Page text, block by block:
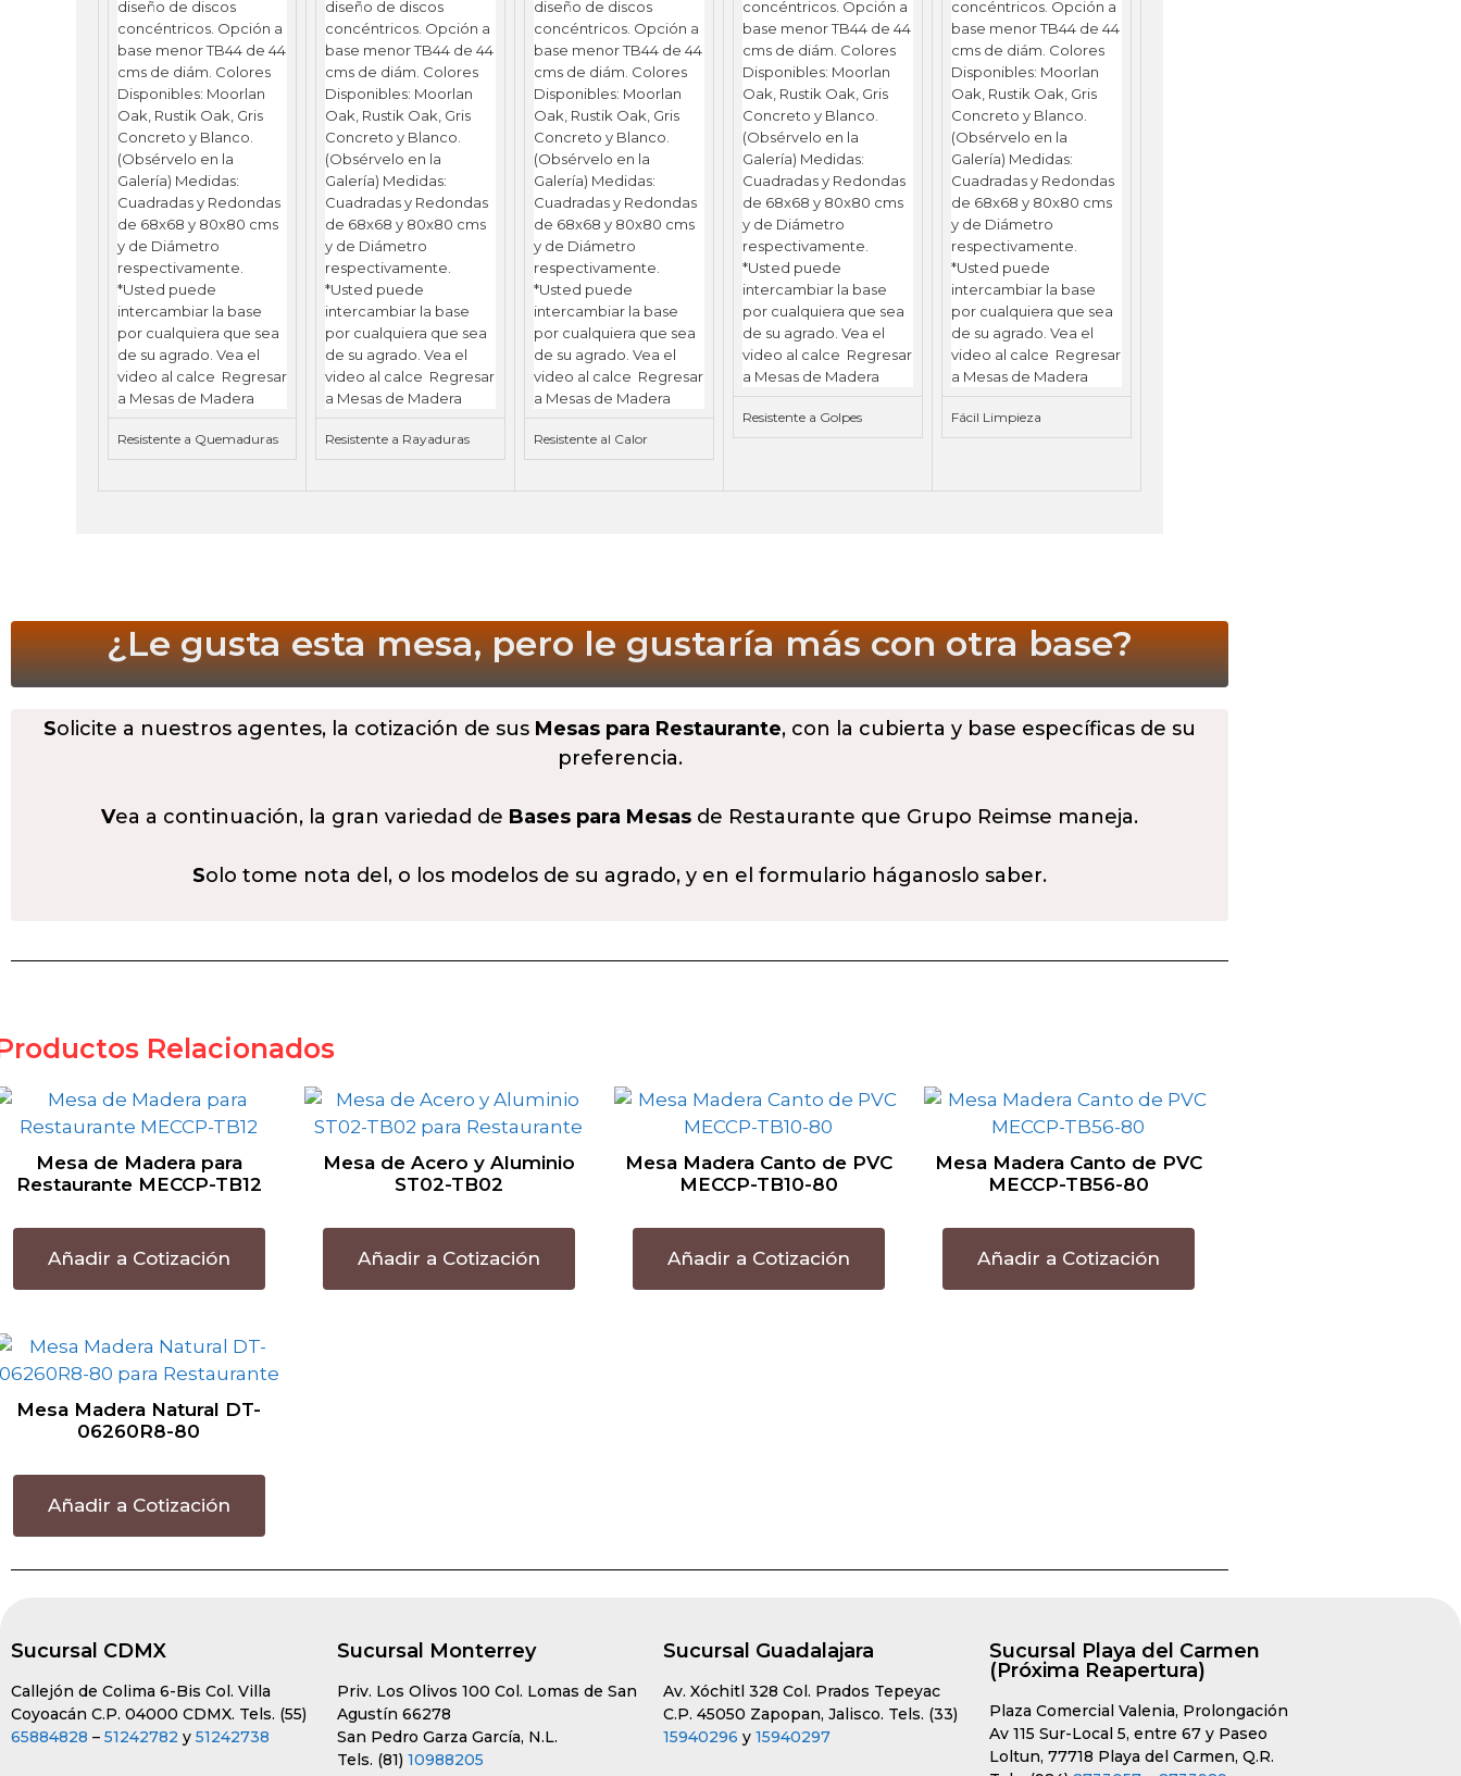
Resistente a Quemaduras Resistente a Rayaduras Resistente al Calor
Resistente a Golpes Fácil Limpieza
¿Le gusta esta mesa, pero le gustaría más con otra base?
Solicite a nuestros agentes, la cotización de sus Mesas para Restaurante, con la cubierta y base específicas de su
preferencia.
Vea a continuación, la gran variedad de Bases para Mesas de Restaurante que Grupo Reimse maneja.
Solo tome nota del, o los modelos de su agrado, y en el formulario háganoslo saber.
Relacionados
Mesa de Madera para
Restaurante MECCP-TB12
Añadir a Cotización
Mesa de Acero y Aluminio
ST02-TB02
Añadir a Cotización
Mesa Madera Canto de PVC
MECCP-TB10-80
Añadir a Cotización
Mesa Madera Canto de PVC
MECCP-TB56-80
Añadir a Cotización
Mesa Madera Natural DT-
06260R8-80
Añadir a Cotización
Sucursal CDMX
Callejón de Colima 6-Bis Col. Villa
Coyoacán C.P. 04000 CDMX. Tels. (55)
65884828 – 51242782 y 51242738
Sucursal Monterrey
Priv. Los Olivos 100 Col. Lomas de San
Agustín 66278
San Pedro Garza García, N.L.
Tels. (81) 10988205
Sucursal Guadalajara
Av. Xóchitl 328 Col. Prados Tepeyac
C.P. 45050 Zapopan, Jalisco. Tels. (33)
15940296 y 15940297
Sucursal Playa del Carmen
(Próxima Reapertura)
Plaza Comercial Valenia, Prolongación
Av 115 Sur-Local 5, entre 67 y Paseo
Loltun, 77718 Playa del Carmen, Q.R.